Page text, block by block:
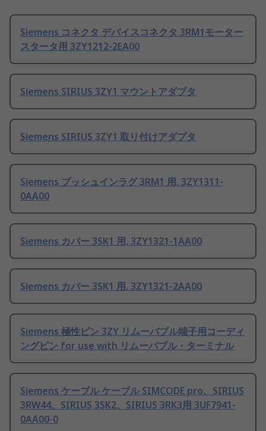
Siemens コネクタ デバイスコネクタ 3RM1モーター
スタータ用 3ZY1212-2EA00
Siemens SIRIUS 3ZY1 マウントアダプタ
Siemens SIRIUS 3ZY1 取り付けアダプタ
Siemens プッシュインラグ 3RM1 用, 3ZY1311-
0AA00
Siemens カバー 3SK1 用, 3ZY1321-1AA00
Siemens カバー 3SK1 用, 3ZY1321-2AA00
Siemens 極性ピン 3ZY リムーバブル端子用コーディ
ングピン for use with リムーバブル・ターミナル
Siemens ケーブル ケーブル SIMCODE pro、SIRIUS
3RW44、SIRIUS 3SK2、SIRIUS 3RK3用 3UF7941-
0AA00-0